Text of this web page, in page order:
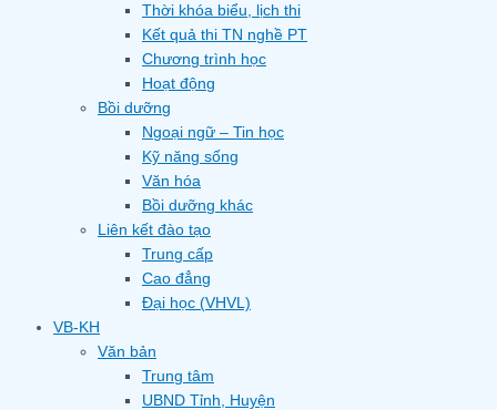
Thời khóa biểu, lịch thi
Kết quả thi TN nghề PT
Chương trình học
Hoạt động
Bồi dưỡng
Ngoại ngữ – Tin học
Kỹ năng sống
Văn hóa
Bồi dưỡng khác
Liên kết đào tạo
Trung cấp
Cao đẳng
Đại học (VHVL)
VB-KH
Văn bản
Trung tâm
UBND Tỉnh, Huyện